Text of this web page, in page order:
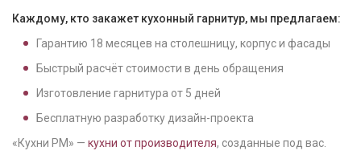
Каждому, кто закажет кухонный гарнитур, мы предлагаем:
Гарантию 18 месяцев на столешницу, корпус и фасады
Быстрый расчёт стоимости в день обращения
Изготовление гарнитура от 5 дней
Бесплатную разработку дизайн-проекта
«Кухни РМ» — кухни от производителя, созданные под вас.